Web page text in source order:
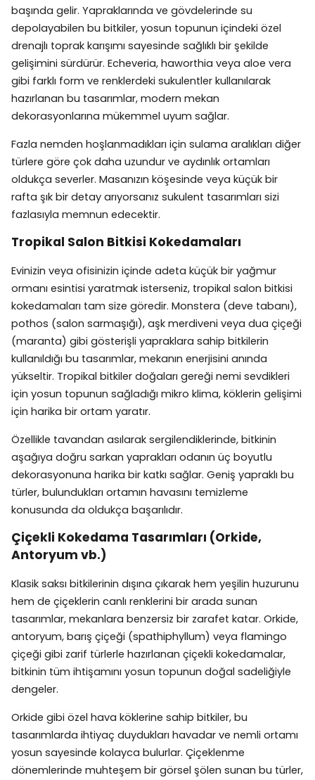
başında gelir. Yapraklarında ve gövdelerinde su
depolayabilen bu bitkiler, yosun topunun içindeki özel
drenajlı toprak karışımı sayesinde sağlıklı bir şekilde
gelişimini sürdürür. Echeveria, haworthia veya aloe vera
gibi farklı form ve renklerdeki sukulentler kullanılarak
hazırlanan bu tasarımlar, modern mekan
dekorasyonlarına mükemmel uyum sağlar.
Fazla nemden hoşlanmadıkları için sulama aralıkları diğer
türlere göre çok daha uzundur ve aydınlık ortamları
oldukça severler. Masanızın köşesinde veya küçük bir
rafta şık bir detay arıyorsanız sukulent tasarımları sizi
fazlasıyla memnun edecektir.
Tropikal Salon Bitkisi Kokedamaları
Evinizin veya ofisinizin içinde adeta küçük bir yağmur
ormanı esintisi yaratmak isterseniz, tropikal salon bitkisi
kokedamaları tam size göredir. Monstera (deve tabanı),
pothos (salon sarmaşığı), aşk merdiveni veya dua çiçeği
(maranta) gibi gösterişli yapraklara sahip bitkilerin
kullanıldığı bu tasarımlar, mekanın enerjisini anında
yükseltir. Tropikal bitkiler doğaları gereği nemi sevdikleri
için yosun topunun sağladığı mikro klima, köklerin gelişimi
için harika bir ortam yaratır.
Özellikle tavandan asılarak sergilendiklerinde, bitkinin
aşağıya doğru sarkan yaprakları odanın üç boyutlu
dekorasyonuna harika bir katkı sağlar. Geniş yapraklı bu
türler, bulundukları ortamın havasını temizleme
konusunda da oldukça başarılıdır.
Çiçekli Kokedama Tasarımları (Orkide,
Antoryum vb.)
Klasik saksı bitkilerinin dışına çıkarak hem yeşilin huzurunu
hem de çiçeklerin canlı renklerini bir arada sunan
tasarımlar, mekanlara benzersiz bir zarafet katar. Orkide,
antoryum, barış çiçeği (spathiphyllum) veya flamingo
çiçeği gibi zarif türlerle hazırlanan çiçekli kokedamalar,
bitkinin tüm ihtişamını yosun topunun doğal sadeliğiyle
dengeler.
Orkide gibi özel hava köklerine sahip bitkiler, bu
tasarımlarda ihtiyaç duydukları havadar ve nemli ortamı
yosun sayesinde kolayca bulurlar. Çiçeklenme
dönemlerinde muhteşem bir görsel şölen sunan bu türler,